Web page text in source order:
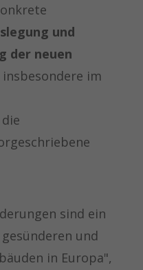
und
der neuen
im
sind ein
und
in Europa",